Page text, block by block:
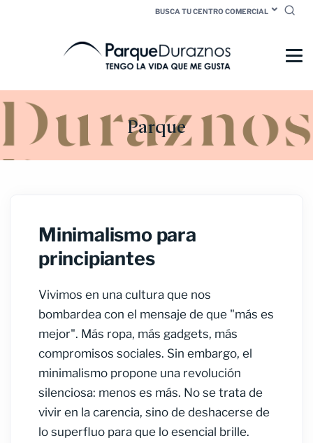
BUSCA TU CENTRO COMERCIAL
Parque
Minimalismo para
principiantes
Vivimos en una cultura que nos
bombardea con el mensaje de que "más es
mejor". Más ropa, más gadgets, más
compromisos sociales. Sin embargo, el
minimalismo propone una revolución
silenciosa: menos es más. No se trata de
vivir en la carencia, sino de deshacerse de
lo superfluo para que lo esencial brille.